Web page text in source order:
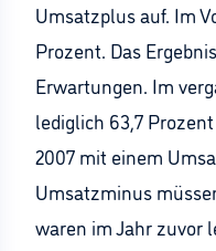
Umsatzplus auf. Im
Prozent. Das
Erwartungen. Im
lediglich 63,7
2007 mit einem
Umsatzminus
waren im Jahr zuvor